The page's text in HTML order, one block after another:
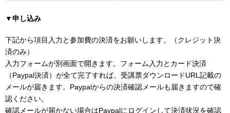
▼申し込み
下記から項目入力と参加費の決済をお願いします。（クレジット決
済のみ）
入力フォームが別画面で開きます。フォーム入力とカード決済
（Paypal決済）が全て完了すれば、受講票ダウンロードURL記載の
メールが届きます。Paypalからの決済確認メールも届きますので確
認ください。
確認メールが届かない場合はPaypalにログインして決済状況を確認